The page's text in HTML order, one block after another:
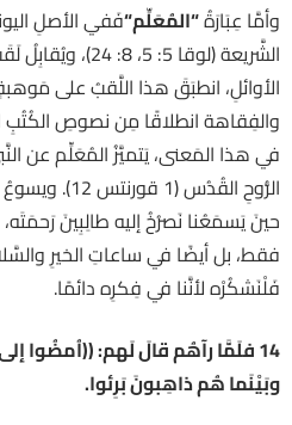
وأمَّا عِبَارَةُ“المُعَلِّم“
الشَّريعة (لوقا 5:
الأوائلِ، انطبَقَ هذا اللَّقبُ على
والفِقاهة انطلاقًا مِن نصوصِ الكُتُبِ
في هذا المَعنى، يَتميَّزُ المُعَلِّم عن
الرُّوحِ القُدُس
حينَ يَسمَعُنا نَصرُخُ إليه طالِبِينَ
فقط، بل أيضًا في ساعاتِ الخيرِ
فَلْنَشكُرْه لأنَّنا في فِكرِه دائمًا.
14فلَمَّا رآهُم قالَ لَهم: ((اُمضُوا
وبَيْنَما هُم ذاهِبونَ بَرِئوا.